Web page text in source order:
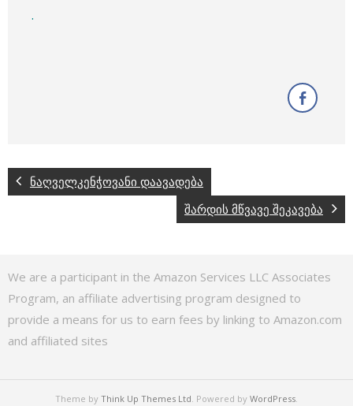
.
ნაღველკენჭოვანი დაავადება
შარდის მწვავე შეკავება
We are a participant in the Amazon Services LLC Associates
Program, an affiliate advertising program designed to
provide a means for us to earn fees by linking to Amazon.com
and affiliated sites
Theme by Think Up Themes Ltd. Powered by WordPress.